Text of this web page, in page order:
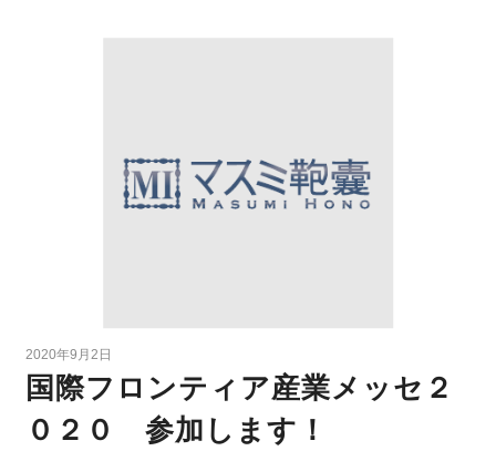
2020年9月2日
国際フロンティア産業メッセ２
０２０ 参加します！